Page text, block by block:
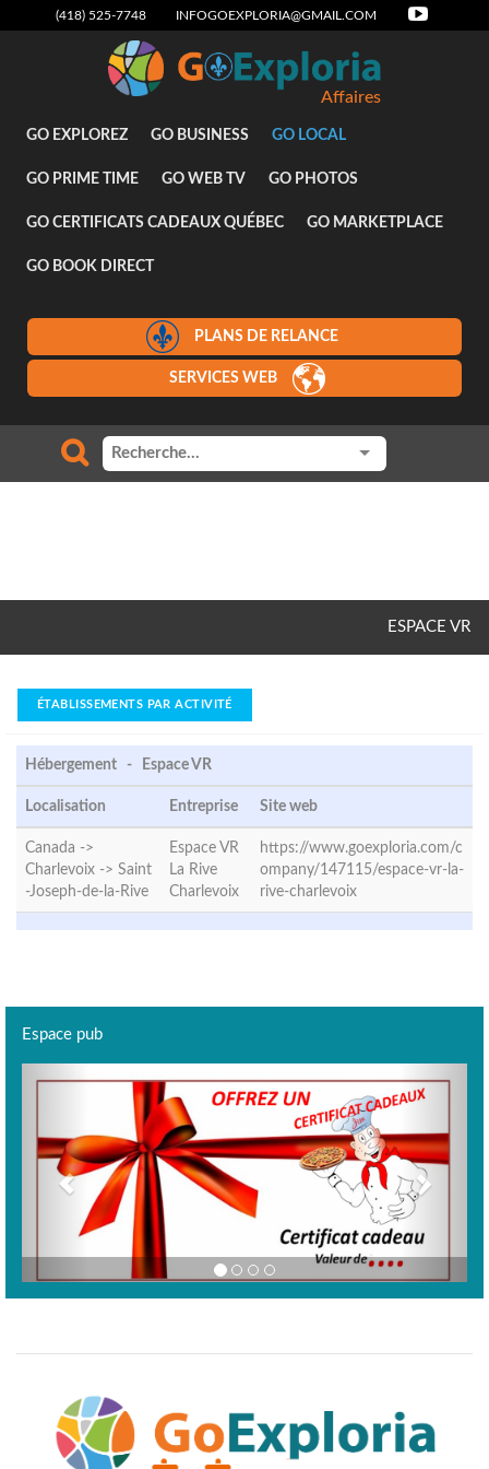
(418) 525-7748 INFOGOEXPLORIA@GMAIL.COM
Affaires
GO EXPLOREZ GO BUSINESS GO LOCAL
GO PRIME TIME GO WEB TV GO PHOTOS
GO CERTIFICATS CADEAUX QUÉBEC GO MARKETPLACE
GO BOOK DIRECT
PLANS DE RELANCE
SERVICES WEB
ESPACE VR
ÉTABLISSEMENTS PAR ACTIVITÉ
Hébergement - Espace VR
Localisation Entreprise Site web
Canada ->
Charlevoix -> Saint
-Joseph-de-la-Rive
Espace VR
La Rive
Charlevoix
https://www.goexploria.com/c
ompany/147115/espace-vr-la-
rive-charlevoix
Espace pub